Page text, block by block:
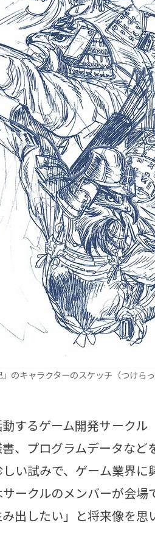
」のキャラクターのスケッチ（つけら
するゲーム開発サークル
、プログラムデータな
い試みで、ゲーム業界
ークルのメンバーが会
出したい」と将来像を思